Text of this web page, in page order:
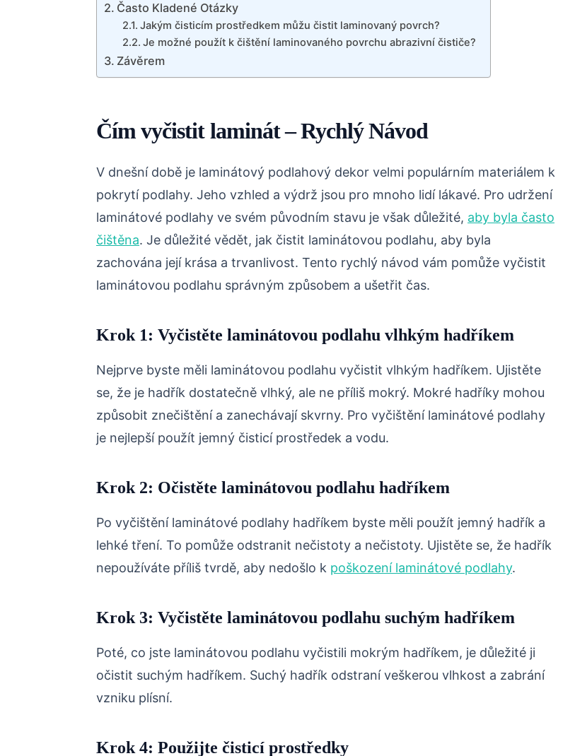
Často Kladené Otázky
Jakým čisticím prostředkem můžu čistit laminovaný povrch?
Je možné použít k čištění laminovaného povrchu abrazivní čističe?
Závěrem
Čím vyčistit laminát – Rychlý Návod
V dnešní době je laminátový podlahový dekor velmi populárním materiálem k
pokrytí podlahy. Jeho vzhled a výdrž jsou pro mnoho lidí lákavé. Pro udržení
laminátové podlahy ve svém původním stavu je však důležité, aby byla často
čištěna. Je důležité vědět, jak čistit laminátovou podlahu, aby byla
zachována její krása a trvanlivost. Tento rychlý návod vám pomůže vyčistit
laminátovou podlahu správným způsobem a ušetřit čas.
Krok 1: Vyčistěte laminátovou podlahu vlhkým hadříkem
Nejprve byste měli laminátovou podlahu vyčistit vlhkým hadříkem. Ujistěte
se, že je hadřík dostatečně vlhký, ale ne příliš mokrý. Mokré hadříky mohou
způsobit znečištění a zanechávají skvrny. Pro vyčištění laminátové podlahy
je nejlepší použít jemný čisticí prostředek a vodu.
Krok 2: Očistěte laminátovou podlahu hadříkem
Po vyčištění laminátové podlahy hadříkem byste měli použít jemný hadřík a
lehké tření. To pomůže odstranit nečistoty a nečistoty. Ujistěte se, že hadřík
nepoužíváte příliš tvrdě, aby nedošlo k poškození laminátové podlahy.
Krok 3: Vyčistěte laminátovou podlahu suchým hadříkem
Poté, co jste laminátovou podlahu vyčistili mokrým hadříkem, je důležité ji
očistit suchým hadříkem. Suchý hadřík odstraní veškerou vlhkost a zabrání
vzniku plísní.
Krok 4: Použijte čisticí prostředky